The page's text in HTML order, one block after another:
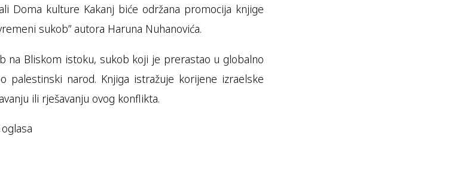
Doma kulture Kakanj biće održana promocija knjige
sukob” autora Haruna Nuhanovića.
na Bliskom istoku, sukob koji je prerastao u globalno
narod. Knjiga istražuje korijene izraelske
ili rješavanju ovog konflikta.